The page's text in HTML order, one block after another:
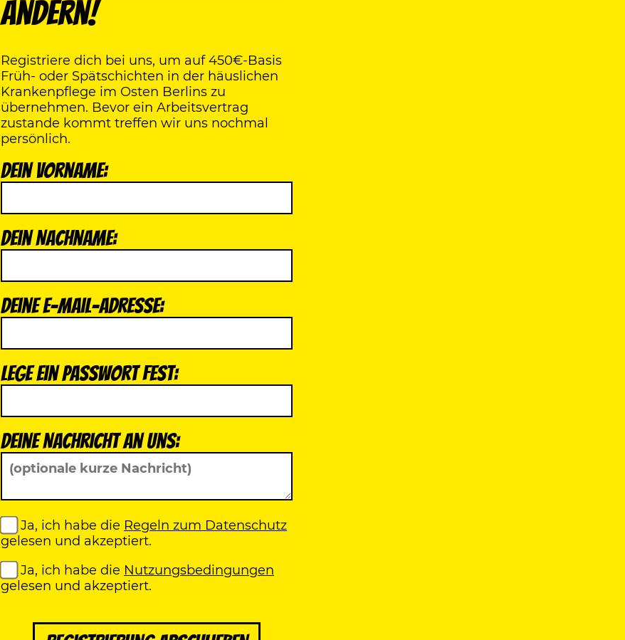
ändern!
Registriere dich bei uns, um auf 450€-Basis
Früh- oder Spätschichten in der häuslichen
Krankenpflege im Osten Berlins zu
übernehmen. Bevor ein Arbeitsvertrag
zustande kommt treffen wir uns nochmal
persönlich.
Dein Vorname:
Dein Nachname:
Deine E-Mail-Adresse:
Lege ein Passwort fest:
Deine Nachricht an uns:
Ja, ich habe die Regeln zum Datenschutz
gelesen und akzeptiert.
Ja, ich habe die Nutzungsbedingungen
gelesen und akzeptiert.